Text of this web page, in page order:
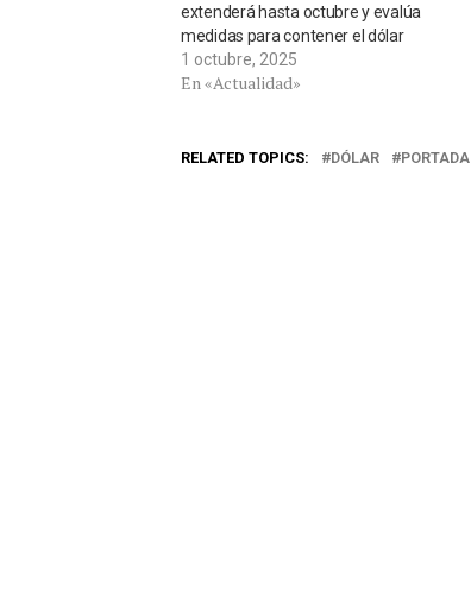
extenderá hasta octubre y evalúa
medidas para contener el dólar
1 octubre, 2025
En «Actualidad»
RELATED TOPICS: DÓLAR PORTADA